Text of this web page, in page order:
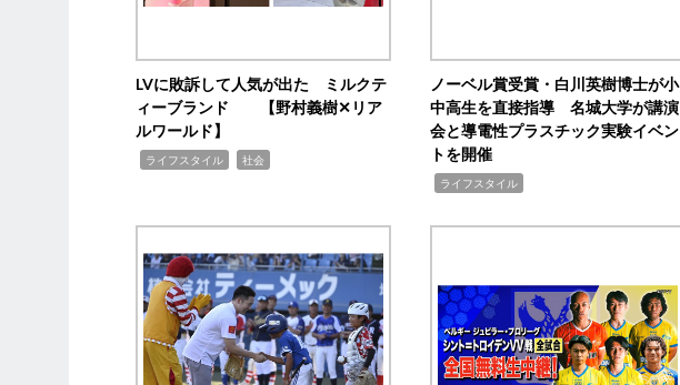
LVに敗訴して人気が出た ミルクテ
ィーブランド 【野村義樹✕リア
ルワールド】
ライフスタイル 社会
ノーベル賞受賞・白川英樹博士が小
中高生を直接指導 名城大学が講演
会と導電性プラスチック実験イベン
トを開催
ライフスタイル